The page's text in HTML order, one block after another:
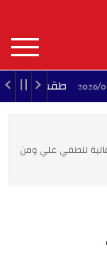
contenu
principal
MAIN
طقس الليلة.. سحب قليلة
للطفي علي ومن